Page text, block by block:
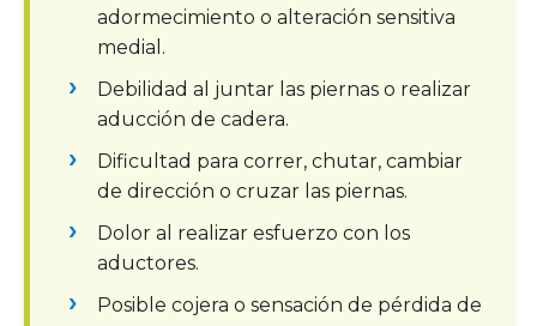
adormecimiento o alteración sensitiva
medial.
Debilidad al juntar las piernas o realizar
aducción de cadera.
Dificultad para correr, chutar, cambiar
de dirección o cruzar las piernas.
Dolor al realizar esfuerzo con los
aductores.
Posible cojera o sensación de pérdida de